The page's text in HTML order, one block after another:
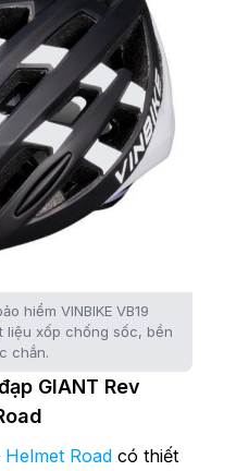
hiểm VINBIKE VB19
liệu xốp chống sốc, bền
chắn.
GIANT Rev
Road có thiết